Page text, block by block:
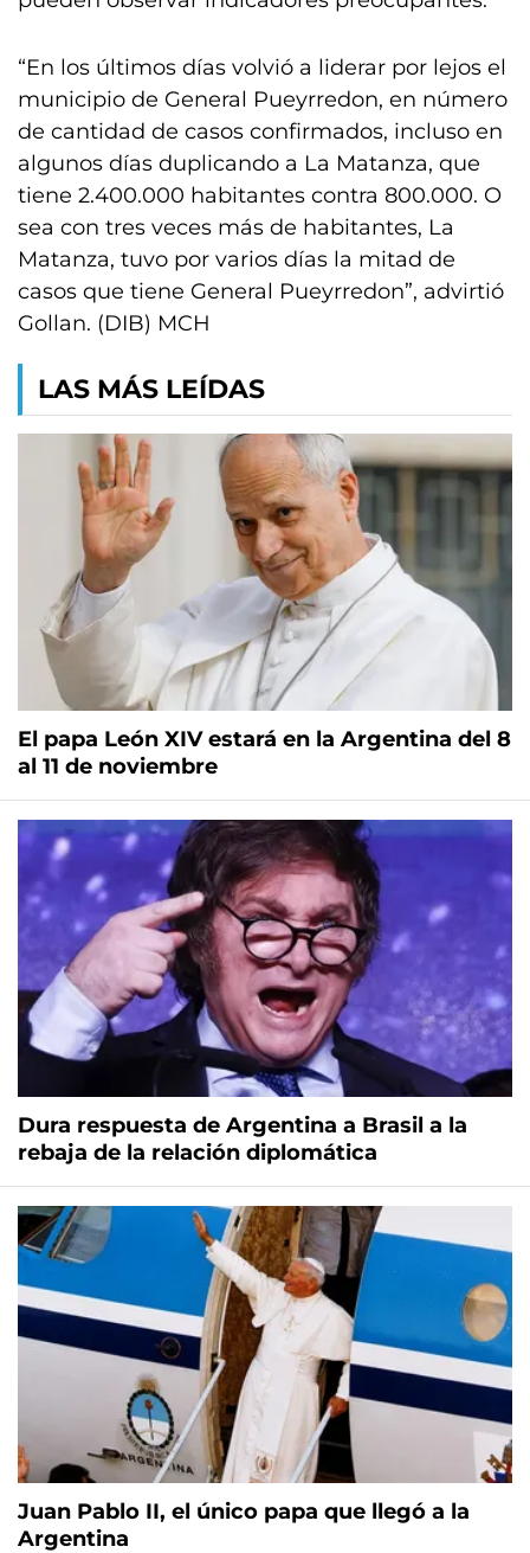
“En los últimos días volvió a liderar por lejos el
municipio de General Pueyrredon, en número
de cantidad de casos confirmados, incluso en
algunos días duplicando a La Matanza, que
tiene 2.400.000 habitantes contra 800.000. O
sea con tres veces más de habitantes, La
Matanza, tuvo por varios días la mitad de
casos que tiene General Pueyrredon”, advirtió
Gollan. (DIB) MCH
LAS MÁS LEÍDAS
El papa León XIV estará en la Argentina del 8
al 11 de noviembre
Dura respuesta de Argentina a Brasil a la
rebaja de la relación diplomática
Juan Pablo II, el único papa que llegó a la
Argentina